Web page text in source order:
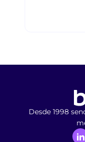
Desde 1998